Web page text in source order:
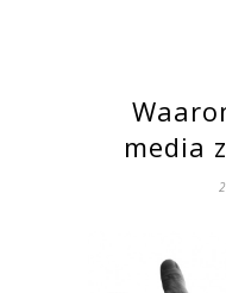
media